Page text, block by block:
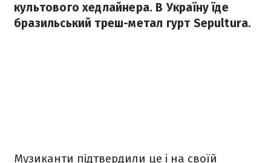
культового хедлайнера. В Україну їде
бразильський треш-метал гурт Sepultura.
Музиканти підтвердили це і на своїй